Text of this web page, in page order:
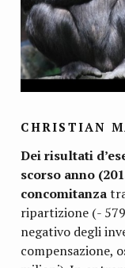
CHRISTIAN
Dei risultati
scorso anno
concomitanza
ripartizione (-
negativo degli
compensazione,